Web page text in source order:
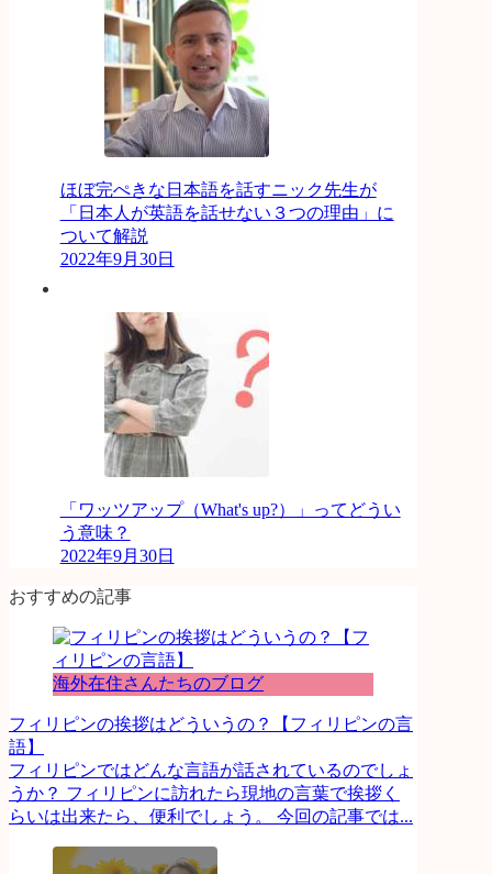
ほぼ完ぺきな日本語を話すニック先生が
「日本人が英語を話せない３つの理由」に
ついて解説
2022年9月30日
「ワッツアップ（What's up?）」ってどうい
う意味？
2022年9月30日
おすすめの記事
海外在住さんたちのブログ
フィリピンの挨拶はどういうの？【フィリピンの言
語】
フィリピンではどんな言語が話されているのでしょ
うか？ フィリピンに訪れたら現地の言葉で挨拶く
らいは出来たら、便利でしょう。 今回の記事では...